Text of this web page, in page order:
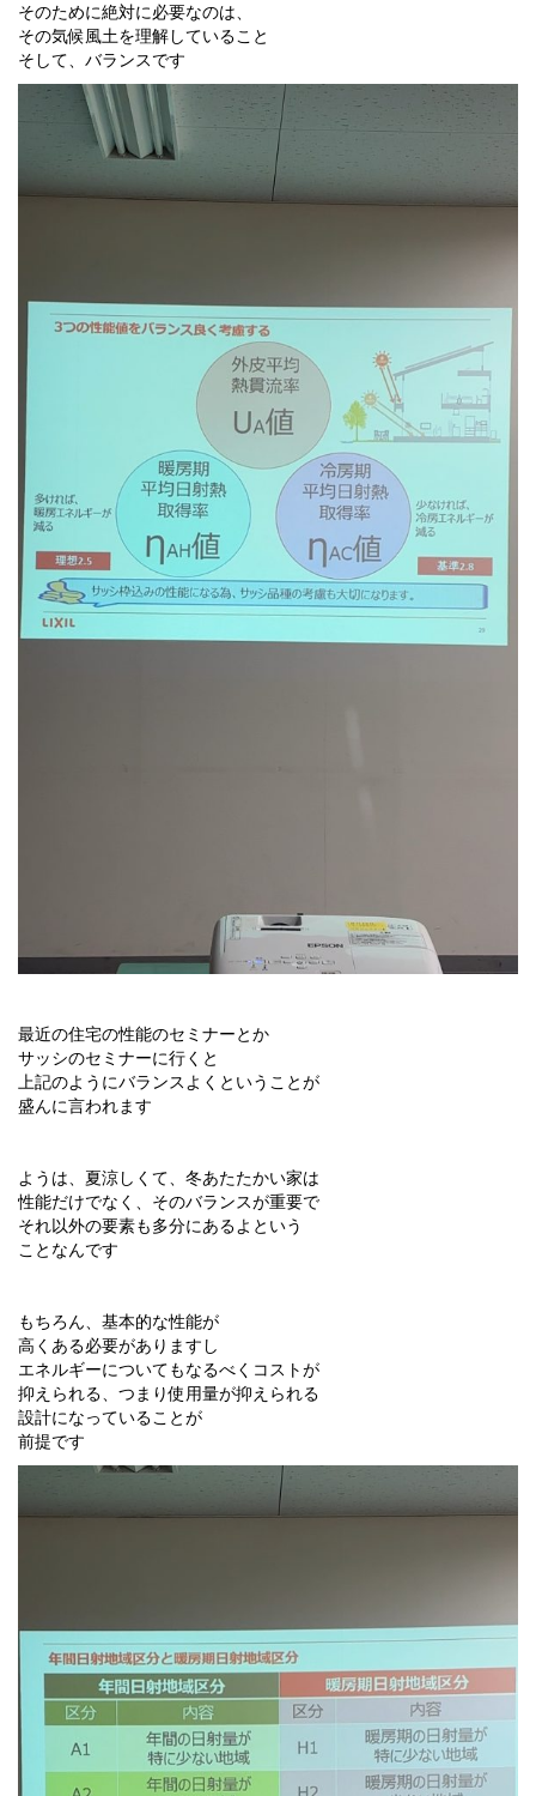
そのために絶対に必要なのは、
その気候風土を理解していること
そして、バランスです
最近の住宅の性能のセミナーとか
サッシのセミナーに行くと
上記のようにバランスよくということが
盛んに言われます
ようは、夏涼しくて、冬あたたかい家は
性能だけでなく、そのバランスが重要で
それ以外の要素も多分にあるよという
ことなんです
もちろん、基本的な性能が
高くある必要がありますし
エネルギーについてもなるべくコストが
抑えられる、つまり使用量が抑えられる
設計になっていることが
前提です